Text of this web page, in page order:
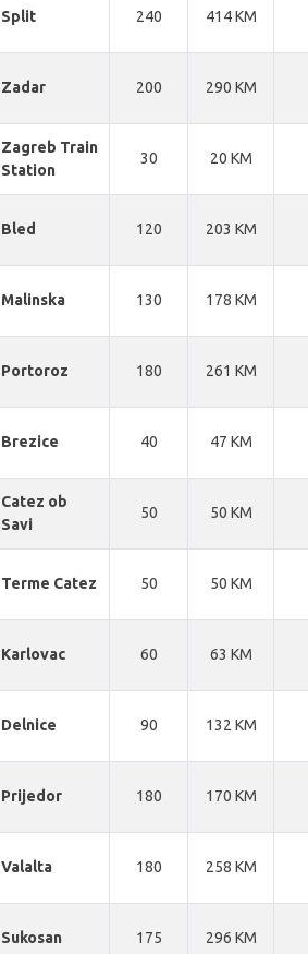
Split 240 414 KM
Zadar 200 290 KM
Zagreb Train
Station
30 20 KM
Bled 120 203 KM
Malinska 130 178 KM
Portoroz 180 261 KM
Brezice 40 47 KM
Catez ob
Savi
50 50 KM
Terme Catez 50 50 KM
Karlovac 60 63 KM
Delnice 90 132 KM
Prijedor 180 170 KM
Valalta 180 258 KM
Sukosan 175 296 KM